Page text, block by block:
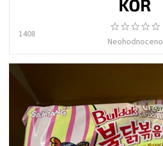
KOR
1408
Neohodnoceno